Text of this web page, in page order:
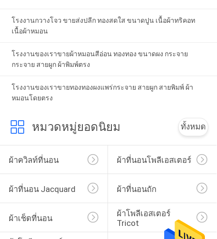
โรงงานกวางโจว ขายส่งปลีก ทองสดใส ขนาดปูน เนื้อผ้าทริคอท
เนื้อผ้าหมอน
โรงงานของเราขายผ้าหมอนสีอ่อน ทองทอง ขนาดผง กระจาย
กระจาย สายผูก ผ้าพิมพ์ตรง
โรงงานของเราขายทองทองผงแพร่กระจาย สายผูก สายพิมพ์ ผ้า
หมอนโดยตรง
หมวดหมู่ยอดนิยม ทั้งหมด
ผ้าควิลท์ที่นอน ผ้าที่นอนโพลีเอสเตอร์
ผ้าที่นอน Jacquard ผ้าที่นอนถัก
ผ้าเช็ดที่นอน
ผ้าโพลีเอสเตอร์
Tricot